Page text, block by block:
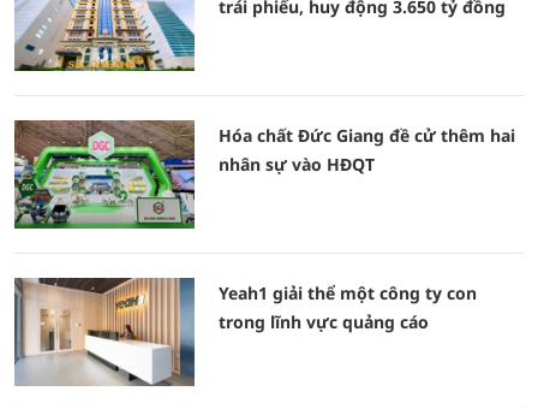
trái phiếu, huy động 3.650 tỷ đồng
Hóa chất Đức Giang đề cử thêm hai
nhân sự vào HĐQT
Yeah1 giải thể một công ty con
trong lĩnh vực quảng cáo